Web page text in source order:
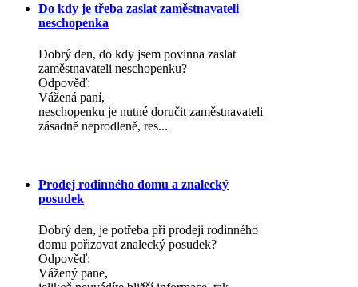
Do kdy je třeba zaslat zaměstnavateli
neschopenka
Dobrý den, do kdy jsem povinna zaslat
zaměstnavateli neschopenku?
Odpověď:
Vážená paní,
neschopenku je nutné doručit zaměstnavateli
zásadně neprodleně, res...
Prodej rodinného domu a znalecký
posudek
Dobrý den, je potřeba při prodeji rodinného
domu pořizovat znalecký posudek?
Odpověď:
Vážený pane,